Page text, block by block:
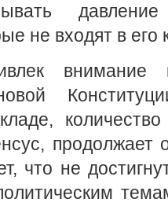
не входят в его
внимание
продолжает
что не